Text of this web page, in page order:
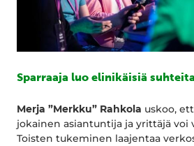
Sparraaja luo elinikäisiä
Merja ”Merkku” Rahkola uskoo,
jokainen asiantuntija ja yrittäjä voi
Toisten tukeminen laajentaa